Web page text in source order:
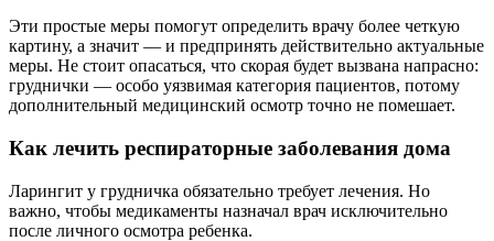
Эти простые меры помогут определить врачу более четкую
картину, а значит — и предпринять действительно актуальные
меры. Не стоит опасаться, что скорая будет вызвана напрасно:
груднички — особо уязвимая категория пациентов, потому
дополнительный медицинский осмотр точно не помешает.
Как лечить респираторные заболевания дома
Ларингит у грудничка обязательно требует лечения. Но
важно, чтобы медикаменты назначал врач исключительно
после личного осмотра ребенка.